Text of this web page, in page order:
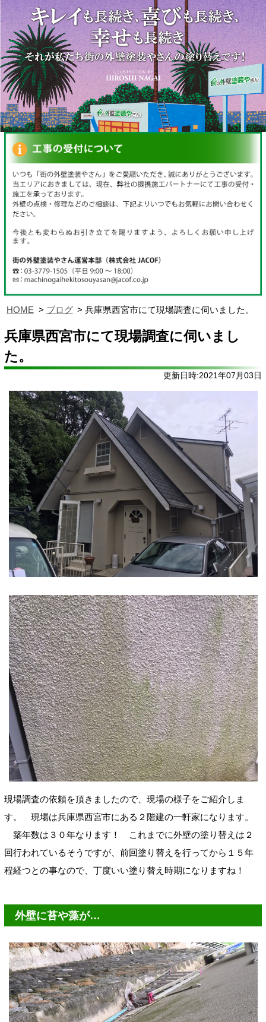
HOME ブログ 兵庫県西宮市にて現場調査に伺いました。
兵庫県西宮市にて現場調査に伺いまし
た。
更新日時:2021年07月03日
現場調査の依頼を頂きましたので、現場の様子をご紹介しま
す。 現場は兵庫県西宮市にある２階建の一軒家になります。
築年数は３０年なります！ これまでに外壁の塗り替えは２
回行われているそうですが、前回塗り替えを行ってから１５年
程経つとの事なので、丁度いい塗り替え時期になりますね！
外壁に苔や藻が…